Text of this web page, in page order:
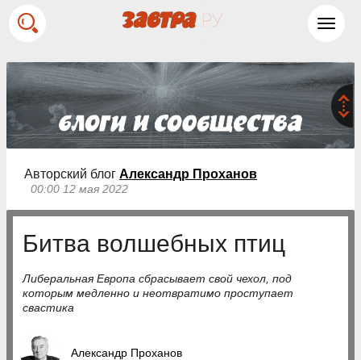
Авторский блог Александр Проханов
00:00 12 мая 2022
Битва волшебных птиц
Либеральная Европа сбрасывает свой чехол, под
которым медленно и неотвратимо проступает
свастика
Александр Проханов